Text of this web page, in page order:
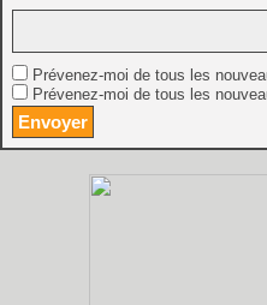
Prévenez-moi de tous les
Prévenez-moi de tous les